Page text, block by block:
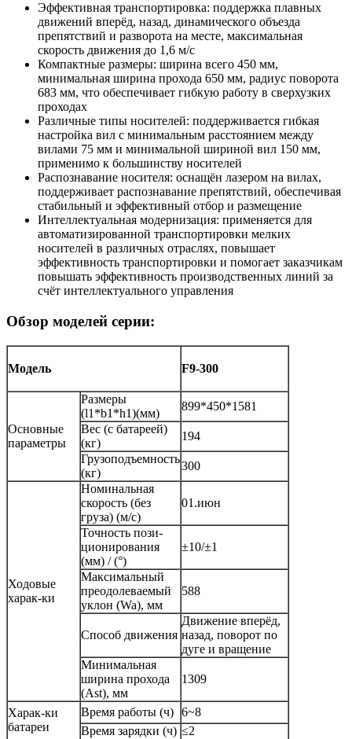
Эффективная транспортировка: поддержка плавных
движений вперёд, назад, динамического объезда
препятствий и разворота на месте, максимальная
скорость движения до 1,6 м/с
Компактные размеры: ширина всего 450 мм,
минимальная ширина прохода 650 мм, радиус поворота
683 мм, что обеспечивает гибкую работу в сверхузких
проходах
Различные типы носителей: поддерживается гибкая
настройка вил с минимальным расстоянием между
вилами 75 мм и минимальной шириной вил 150 мм,
применимо к большинству носителей
Распознавание носителя: оснащён лазером на вилах,
поддерживает распознавание препятствий, обеспечивая
стабильный и эффективный отбор и размещение
Интеллектуальная модернизация: применяется для
автоматизированной транспортировки мелких
носителей в различных отраслях, повышает
эффективность транспортировки и помогает заказчикам
повышать эффективность производственных линий за
счёт интеллектуального управления
Обзор моделей серии:
Модель F9-300
Основные
параметры
Размеры
(l1*b1*h1)(мм)
899*450*1581
Вес (с батареей)
(кг)
194
Грузоподъемность
(кг)
300
Ходовые
харак-ки
Номинальная
скорость (без
груза) (м/с)
01.июн
Точность пози-
ционирования
(мм) / (°)
±10/±1
Максимальный
преодолеваемый
уклон (Wa), мм
588
Способ движения
Движение вперёд,
назад, поворот по
дуге и вращение
Минимальная
ширина прохода
(Ast), мм
1309
Харак-ки
батареи
Время работы (ч) 6~8
Время зарядки (ч) ≤2